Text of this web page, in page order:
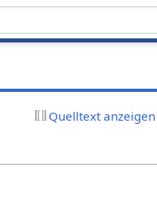
Quelltext anzeigen